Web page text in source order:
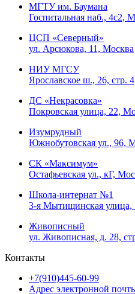
МГТУ им. Баумана
Госпитальная наб., 4с2,
ЦСП «Северный»
ул. Арсюкова, 11, Москва
НИУ МГСУ
Ярославское ш., 26, стр.
ДС «Некрасовка»
Покровская улица, 22,
Изумрудный
Южнобутовская ул., 96,
СК «Максимум»
Остафьевская ул., кГ,
Школа-интернат №1
3-я Мытищинская улица,
Живописный
ул. Живописная, д. 28,
Контакты
+7(910)445-60-99
Адрес электронной